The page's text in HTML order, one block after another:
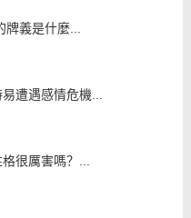
義是什麼...
遭遇感情危機...
很厲害嗎？...